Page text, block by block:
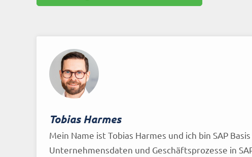
Tobias Harmes
Mein Name ist Tobias Harmes und ich bin SAP
Unternehmensdaten und Geschäftsprozesse in